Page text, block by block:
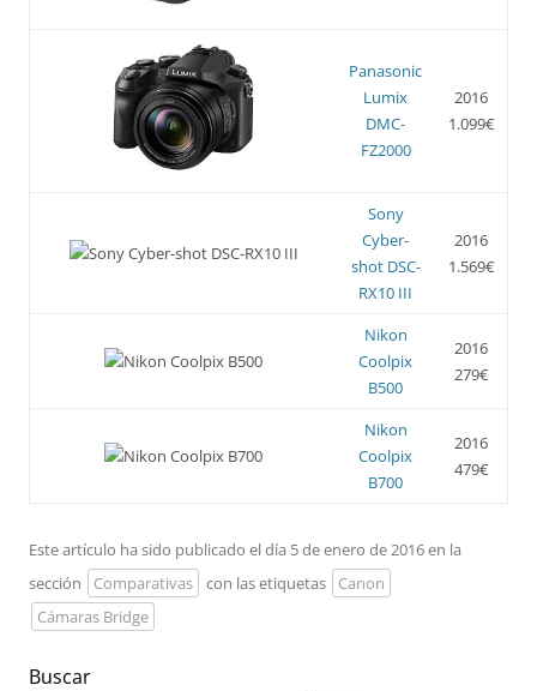
Panasonic
Lumix
DMC-
FZ2000
2016
1.099€
Sony
Cyber-
shot DSC-
RX10 III
2016
1.569€
Nikon
Coolpix
B500
2016
279€
Nikon
Coolpix
B700
2016
479€
Este artículo ha sido publicado el día 5 de enero de 2016 en la
sección
Comparativas con las etiquetas
Canon
Cámaras Bridge
Buscar